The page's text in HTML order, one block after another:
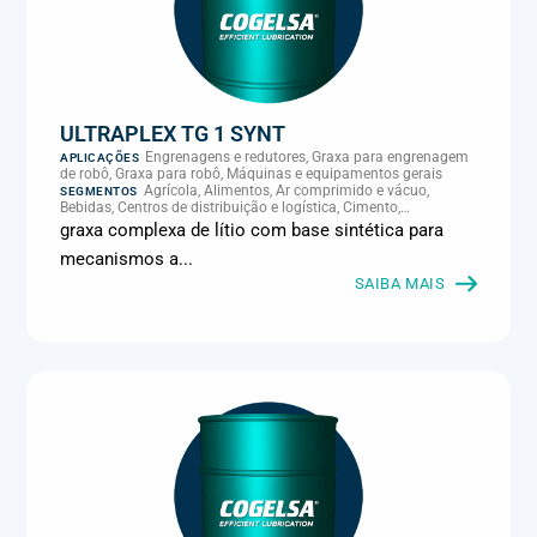
rolamento de agitador, Graxa para rolamento de lingotamento
contínuo, Graxa para rolamento de transportador, Graxa para
segadora, Graxa para semeadora, Graxa para subsolador, Graxa
para transportador, Graxa para trator, Máquinas e
equipamentos gerais, Máquinas e implementos agrícolas,
Rolamentos, mancais e guias
ULTRAPLEX TG 1 SYNT
APLICAÇÕES
Engrenagens e redutores, Graxa para engrenagem
de robô, Graxa para robô, Máquinas e equipamentos gerais
SEGMENTOS Agrícola, Alimentos, Ar comprimido e vácuo,
Bebidas, Centros de distribuição e logística, Cimento,
Climatização e HVAC, Data center, Eletroeletrônica, Embalagens
e latas, Energia (geração), Eólico, Farmacêutica e cosmética,
Frigoríficos e abate, Laticínios, Madeira e móveis,
Metalmecânica, Metalurgia e fundição, Mineração, MRO e
manutenção industrial, Naval e portuário, Panificação, Papel e
graxa complexa de lítio com base sintética para
mecanismos a...
SAIBA MAIS